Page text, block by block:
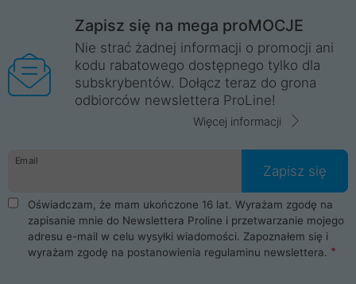
Zapisz się na mega proMOCJE
Nie strać żadnej informacji o promocji ani
kodu rabatowego dostępnego tylko dla
subskrybentów. Dołącz teraz do grona
odbiorców newslettera ProLine!
Więcej informacji
Email
Zapisz się
Oświadczam, że mam ukończone 16 lat. Wyrażam zgodę na
zapisanie mnie do Newslettera Proline i przetwarzanie mojego
adresu e-mail w celu wysyłki wiadomości. Zapoznałem się i
wyrażam zgodę na postanowienia regulaminu newslettera.